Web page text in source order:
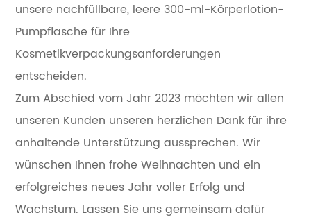
unsere nachfüllbare, leere 300-ml-Körperlotion-
Pumpflasche für Ihre
Kosmetikverpackungsanforderungen
entscheiden.
Zum Abschied vom Jahr 2023 möchten wir allen
unseren Kunden unseren herzlichen Dank für ihre
anhaltende Unterstützung aussprechen. Wir
wünschen Ihnen frohe Weihnachten und ein
erfolgreiches neues Jahr voller Erfolg und
Wachstum. Lassen Sie uns gemeinsam dafür